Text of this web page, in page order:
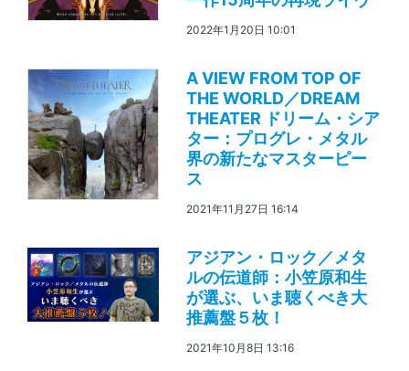
2022年1月20日 10:01
A VIEW FROM TOP OF
THE WORLD／DREAM
THEATER ドリーム・シア
ター：プログレ・メタル
界の新たなマスターピー
ス
2021年11月27日 16:14
アジアン・ロック／メタ
ルの伝道師：小笠原和生
が選ぶ、いま聴くべき大
推薦盤５枚！
2021年10月8日 13:16